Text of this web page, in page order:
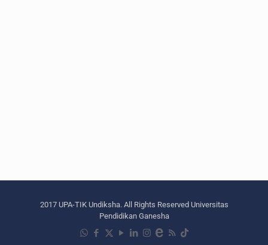
2017 UPA-TIK Undiksha. All Rights Reserved Universitas
Pendidikan Ganesha